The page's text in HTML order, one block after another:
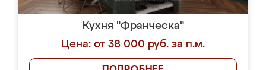
Кухня "Франческа"
Цена: от 38 000 руб. за п.м.